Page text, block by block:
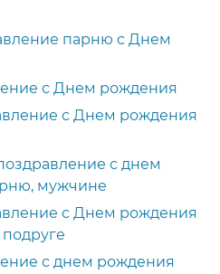
парню с Днем
с Днем рождения
с Днем рождения
с днем
мужчине
с Днем рождения
с днем рождения